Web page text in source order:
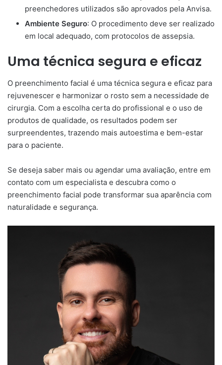
preenchedores utilizados são aprovados pela Anvisa.
Ambiente Seguro: O procedimento deve ser realizado
em local adequado, com protocolos de assepsia.
Uma técnica segura e eficaz
O preenchimento facial é uma técnica segura e eficaz para
rejuvenescer e harmonizar o rosto sem a necessidade de
cirurgia. Com a escolha certa do profissional e o uso de
produtos de qualidade, os resultados podem ser
surpreendentes, trazendo mais autoestima e bem-estar
para o paciente.
Se deseja saber mais ou agendar uma avaliação, entre em
contato com um especialista e descubra como o
preenchimento facial pode transformar sua aparência com
naturalidade e segurança.